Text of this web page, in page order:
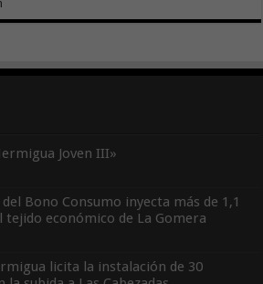
Joven III»
Bono Consumo inyecta más de 1,1
tejido económico de La Gomera
licita la instalación de 30